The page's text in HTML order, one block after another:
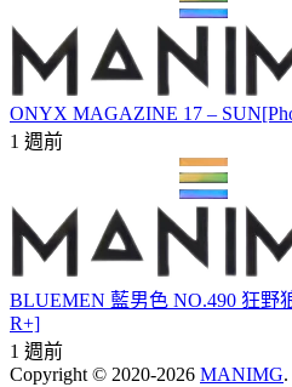
ONYX MAGAZINE 17 –
1 週前
BLUEMEN 藍男色 NO.490 狂野
R+]
1 週前
Copyright © 2020-2026 MANIMG.